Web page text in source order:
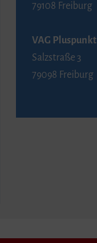
79108 Freiburg
VAG Pluspunkt
Salzstraße 3
79098 Freiburg